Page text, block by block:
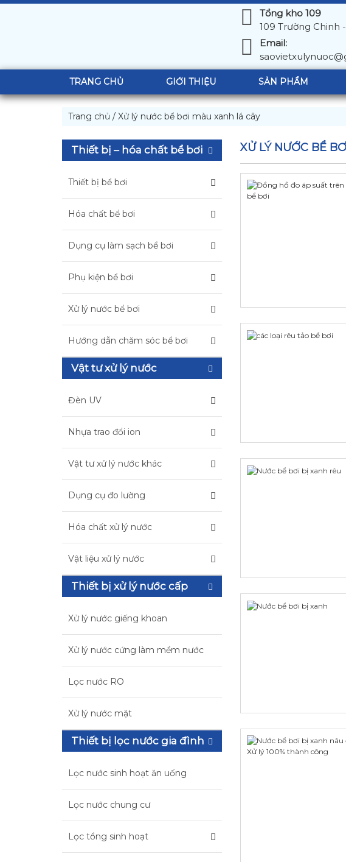
Tổng kho 109
109 Trường Chinh
Email:
TRANG CHỦ GIỚI THIỆU SẢN PHẨM
Trang chủ / Xử lý nước bể bơi màu xanh lá cây
Thiết bị – hóa chất bể bơi
Thiết bị bể bơi
Hóa chất bể bơi
Dụng cụ làm sạch bể bơi
Phụ kiện bể bơi
Xử lý nước bể bơi
Hướng dẫn chăm sóc bể bơi
Vật tư xử lý nước
Đèn UV
Nhựa trao đổi ion
Vật tư xử lý nước khác
Dụng cụ đo lường
Hóa chất xử lý nước
Vật liệu xử lý nước
Thiết bị xử lý nước cấp
Xử lý nước giếng khoan
Xử lý nước cứng làm mềm nước
Lọc nước RO
Xử lý nước mặt
Thiết bị lọc nước gia đình
Lọc nước sinh hoạt ăn uống
Lọc nước chung cư
Lọc tổng sinh hoạt
XỬ LÝ NƯỚC BỂ